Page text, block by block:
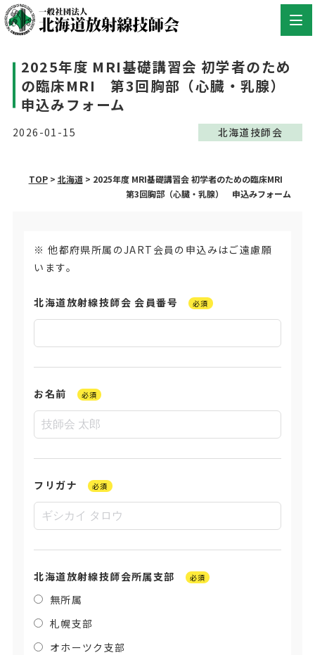
2025年度 MRI基礎講習会 初学者のため
の臨床MRI 第3回胸部（心臓・乳腺）
申込みフォーム
2026-01-15 北海道技師会
TOP> 北海道> 2025年度 MRI基礎講習会 初学者のための臨床MRI
第3回胸部（心臓・乳腺） 申込みフォーム
※ 他都府県所属のJART会員の申込みはご遠慮願
います。
北海道放射線技師会 会員番号 必須
お名前 必須
フリガナ 必須
北海道放射線技師会所属支部 必須
無所属
札幌支部
オホーツク支部